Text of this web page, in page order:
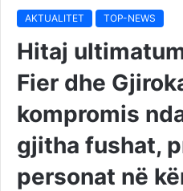
AKTUALITET TOP-NEWS
Hitaj
Fier dhe
kompromis
gjitha fushat,
personat në